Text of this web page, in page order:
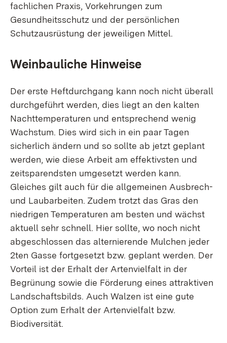
fachlichen Praxis, Vorkehrungen zum
Gesundheitsschutz und der persönlichen
Schutzausrüstung der jeweiligen Mittel.
Weinbauliche Hinweise
Der erste Heftdurchgang kann noch nicht überall
durchgeführt werden, dies liegt an den kalten
Nachttemperaturen und entsprechend wenig
Wachstum. Dies wird sich in ein paar Tagen
sicherlich ändern und so sollte ab jetzt geplant
werden, wie diese Arbeit am effektivsten und
zeitsparendsten umgesetzt werden kann.
Gleiches gilt auch für die allgemeinen Ausbrech-
und Laubarbeiten. Zudem trotzt das Gras den
niedrigen Temperaturen am besten und wächst
aktuell sehr schnell. Hier sollte, wo noch nicht
abgeschlossen das alternierende Mulchen jeder
2ten Gasse fortgesetzt bzw. geplant werden. Der
Vorteil ist der Erhalt der Artenvielfalt in der
Begrünung sowie die Förderung eines attraktiven
Landschaftsbilds. Auch Walzen ist eine gute
Option zum Erhalt der Artenvielfalt bzw.
Biodiversität.